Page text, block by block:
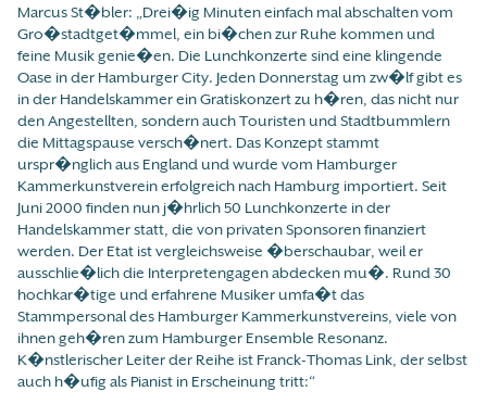
Marcus St�bler: „Drei�ig Minuten einfach mal abschalten vom
Gro�stadtget�mmel, ein bi�chen zur Ruhe kommen und
feine Musik genie�en. Die Lunchkonzerte sind eine klingende
Oase in der Hamburger City. Jeden Donnerstag um zw�lf gibt es
in der Handelskammer ein Gratiskonzert zu h�ren, das nicht nur
den Angestellten, sondern auch Touristen und Stadtbummlern
die Mittagspause versch�nert. Das Konzept stammt
urspr�nglich aus England und wurde vom Hamburger
Kammerkunstverein erfolgreich nach Hamburg importiert. Seit
Juni 2000 finden nun j�hrlich 50 Lunchkonzerte in der
Handelskammer statt, die von privaten Sponsoren finanziert
werden. Der Etat ist vergleichsweise �berschaubar, weil er
ausschlie�lich die Interpretengagen abdecken mu�. Rund 30
hochkar�tige und erfahrene Musiker umfa�t das
Stammpersonal des Hamburger Kammerkunstvereins, viele von
ihnen geh�ren zum Hamburger Ensemble Resonanz.
K�nstlerischer Leiter der Reihe ist Franck-Thomas Link, der selbst
auch h�ufig als Pianist in Erscheinung tritt:“